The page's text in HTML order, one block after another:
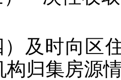
）及时向区
构归集房源